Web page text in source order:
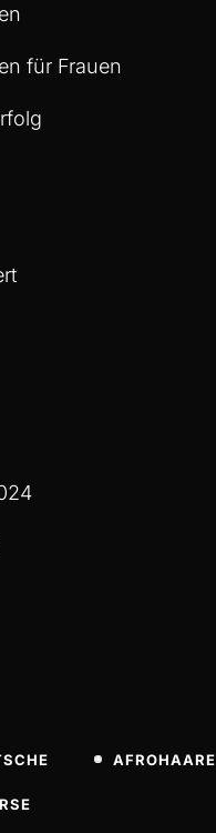
für Frauen
AFROHAARE